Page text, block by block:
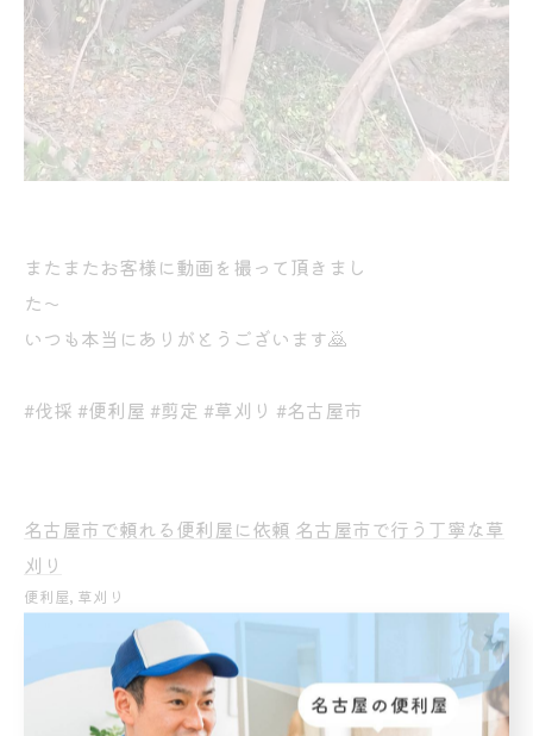
またまたお客様に動画を撮って頂きまし
た〜
いつも本当にありがとうございます🙇
#伐採 #便利屋 #剪定 #草刈り #名古屋市
名古屋市で頼れる便利屋に依頼 名古屋市で行う丁寧な草
刈り
便利屋 草刈り
< 前のページ 一覧に戻る 次のページ >